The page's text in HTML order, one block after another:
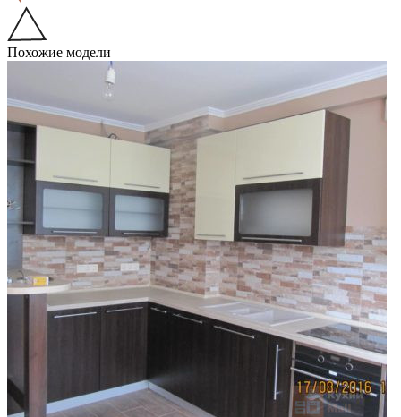
Похожие модели